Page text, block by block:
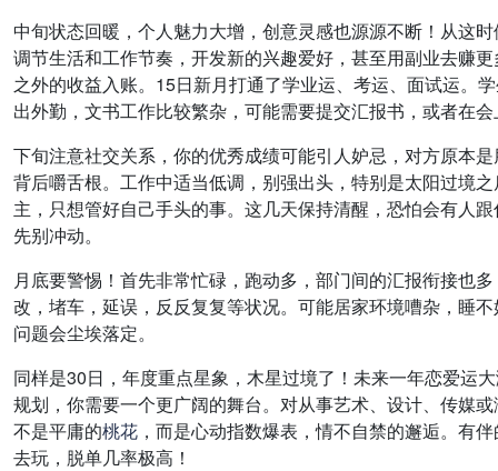
中旬状态回暖，个人魅力大增，创意灵感也源源不断！从这
调节生活和工作节奏，开发新的兴趣爱好，甚至用副业去赚
之外的收益入账。15日新月打通了学业运、考运、面试运。
出外勤，文书工作比较繁杂，可能需要提交汇报书，或者在
下旬注意社交关系，你的优秀成绩可能引人妒忌，对方原本
背后嚼舌根。工作中适当低调，别强出头，特别是太阳过境
主，只想管好自己手头的事。这几天保持清醒，恐怕会有人
先别冲动。
月底要警惕！首先非常忙碌，跑动多，部门间的汇报衔接也
改，堵车，延误，反反复复等状况。可能居家环境嘈杂，睡
问题会尘埃落定。
同样是30日，年度重点星象，木星过境了！未来一年恋爱运
规划，你需要一个更广阔的舞台。对从事艺术、设计、传媒
不是平庸的桃花 ，而是心动指数爆表，情不自禁的邂逅。有
去玩，脱单几率极高！